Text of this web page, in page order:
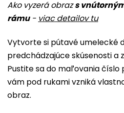
Ako vyzerá obrazs
rámu- viac detailov tu
Vytvorte si pútavé umelecké
predchádzajúce skúsenosti a
Pustite sa do maľovania číslo
vám pod rukami vzniká
obraz.
produktu
je
z
5
hviezdičiek.